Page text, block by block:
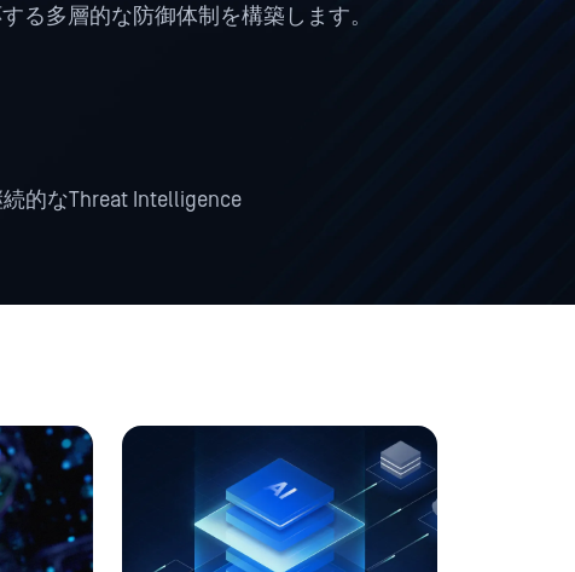
る多層的な防御体制を構築します。
的なThreat Intelligence